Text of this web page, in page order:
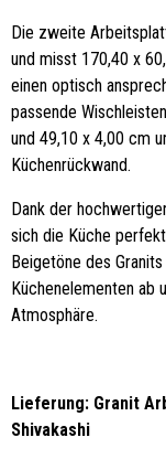
Die zweite
und misst 170,40 x
einen optisch
passende
und 49,10 x 4,00 cm
Küchenrückwand.
Dank der
sich die Küche
Beigetöne des
Küchenelementen ab
Atmosphäre.
Lieferung: Granit
Shivakashi